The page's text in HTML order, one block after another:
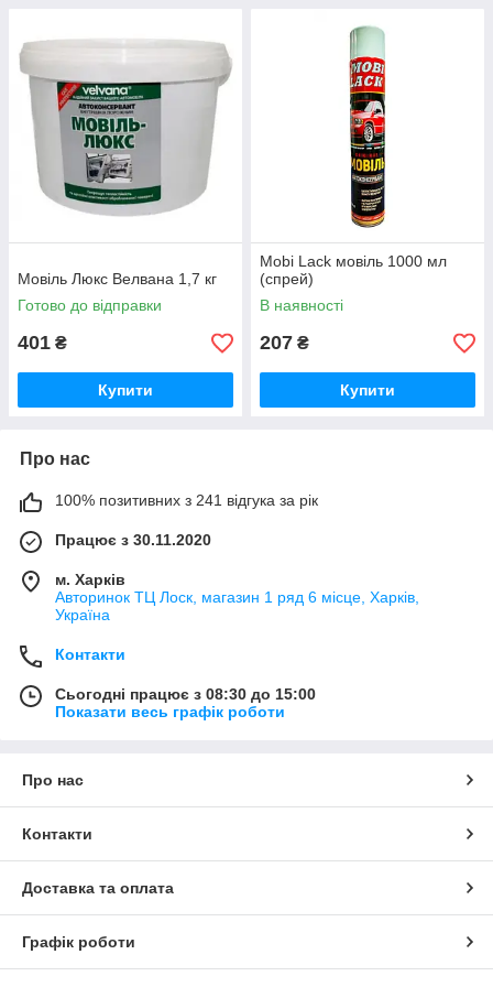
Мовіль Люкс Велвана 1,7 кг
Готово до відправки
401 ₴
Купити
Mobi Lack мовіль 1000 мл
(спрей)
В наявності
207 ₴
Купити
Про нас
100% позитивних з 241 відгука за рік
Працює з 30.11.2020
м. Харків
Авторинок ТЦ Лоск, магазин 1 ряд 6 місце, Харків,
Україна
Контакти
Сьогодні працює з 08:30 до 15:00
Показати весь графік роботи
Про нас
Контакти
Доставка та оплата
Графік роботи